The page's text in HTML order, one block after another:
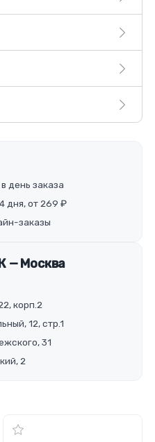
день заказа
дня, от 269 ₽
заказы
— Москва
корп.2
12, стр.1
31
2